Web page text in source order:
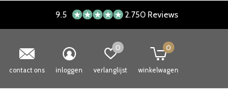
contact ons inloggen verlanglijst
0
winkelwagen
0
9.5 2.750 Reviews